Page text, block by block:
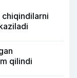
qilindi